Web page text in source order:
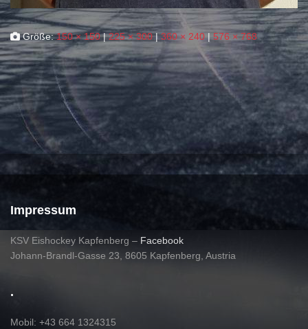
Größe:150 × 150 | 225 × 300 | 360 × 240 | 576 × 768
Impressum
KSV Eishockey Kapfenberg – Facebook
Johann-Brandl-Gasse 23, 8605 Kapfenberg, Austria
.
Mobil: +43 664 1324315